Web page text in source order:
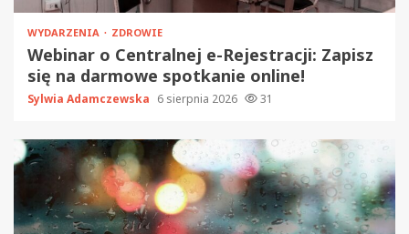
WYDARZENIA ZDROWIE
Webinar o Centralnej e-Rejestracji: Zapisz
się na darmowe spotkanie online!
Sylwia Adamczewska 6 sierpnia 2026 31